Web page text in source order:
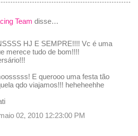
Team disse…
HJ E SEMPRE!!!! Vc é uma
merece tudo de bom!!!!
E querooo uma festa tão
qdo viajamos!!! heheheehhe
02, 2010 12:23:00 PM